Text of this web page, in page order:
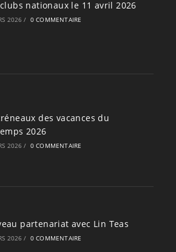
nationaux le 11 avril 2026
2026 / 0 COMMENTAIRE
des vacances du
2026
2026 / 0 COMMENTAIRE
partenariat avec Lin Teas
2026 / 0 COMMENTAIRE